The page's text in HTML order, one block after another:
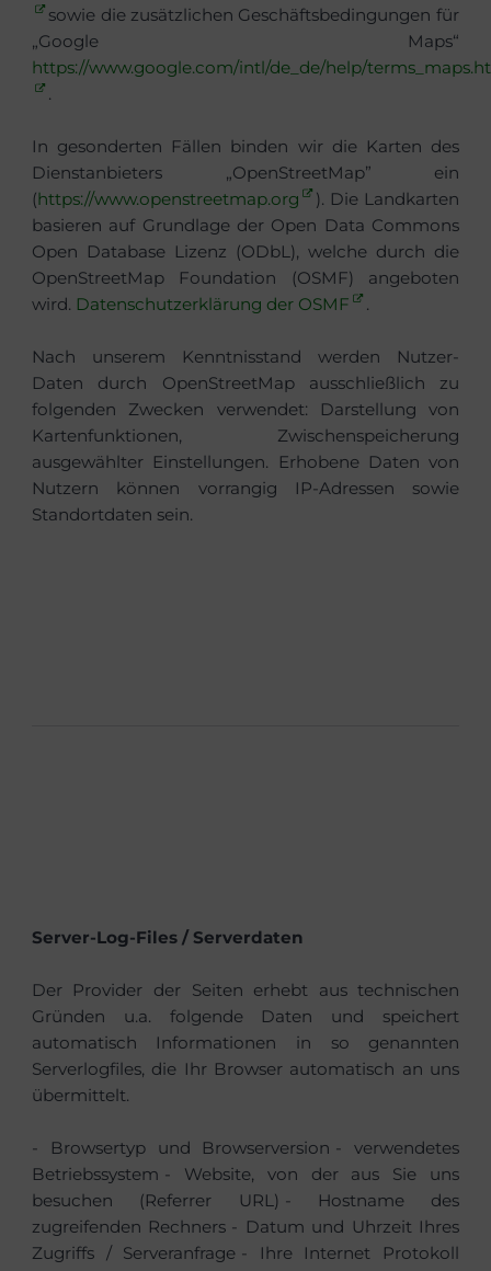
sowie die zusätzlichen Geschäftsbedingungen für
„Google Maps“
https://www.google.com/intl/de_de/help/
.
In gesonderten Fällen binden wir die Karten des
Dienstanbieters „OpenStreetMap” ein
(https://www.openstreetmap.org
). Die Landkarten
basieren auf Grundlage der Open Data Commons
Open Database Lizenz (ODbL), welche durch die
OpenStreetMap Foundation (OSMF) angeboten
wird. Datenschutzerklärung der OSMF .
Nach unserem Kenntnisstand werden Nutzer-
Daten durch OpenStreetMap ausschließlich zu
folgenden Zwecken verwendet: Darstellung von
Kartenfunktionen, Zwischenspeicherung
ausgewählter Einstellungen. Erhobene Daten von
Nutzern können vorrangig IP-Adressen sowie
Standortdaten sein.
Server-Log-Files / Serverdaten
Der Provider der Seiten erhebt aus technischen
Gründen u.a. folgende Daten und speichert
automatisch Informationen in so genannten
Serverlogfiles, die Ihr Browser automatisch an uns
übermittelt.
- Browsertyp und Browserversion - verwendetes
Betriebssystem - Website, von der aus Sie uns
besuchen (Referrer URL) - Hostname des
zugreifenden Rechners - Datum und Uhrzeit Ihres
Zugriffs / Serveranfrage - Ihre Internet Protokoll